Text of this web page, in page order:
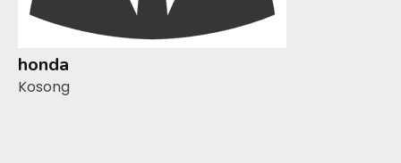
honda
Kosong